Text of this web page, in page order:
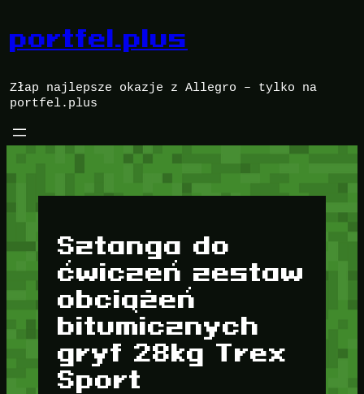
treści
portfel.plus
Złap najlepsze okazje z Allegro – tylko na
portfel.plus
Sztanga do
ćwiczeń zestaw
obciążeń
bitumicznych
gryf 28kg Trex
Sport